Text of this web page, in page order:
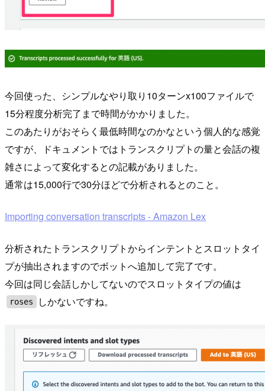
今回使った、シンプルなやり取り10ターンx100ファイルで
15分程度分析完了まで時間がかかりました。
このあたりがおそらく最低時間なのかなという個人的な感覚
ですが、ドキュメントではトランスクリプトの量と会話の複
雑さによって変化するとの記載がありました。
通常は15,000行で30分ほどで分析されるとのこと。
Importing conversation transcripts - Amazon Lex
分析されたトランスクリプトからインテントとスロットタイ
プが抽出されますのでボットへ追加して完了です。
今回は同じ会話しかしてないのでスロットタイプの値は
roses しかないですね。